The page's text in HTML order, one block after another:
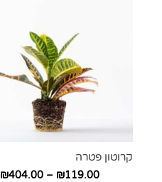
קרוטון פטרה
₪119.00
–
₪404.00
מספר
סוגים.
ניתן
לבחור
את
האפשרויות
בעמוד